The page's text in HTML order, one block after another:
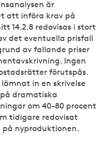
är
att införa krav på
14.2.8 redovisas i stort
det eventuella prisfall
av fallande priser
Ingen
förutspås.
in en skrivelse
dramatiska
om 40-80 procent
tidigare redovisat
nyproduktionen.